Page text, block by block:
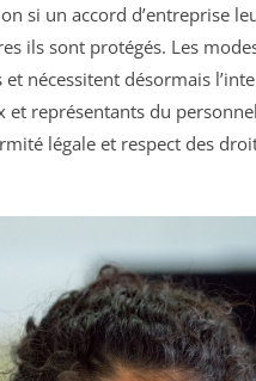
si un accord d’entreprise
ils sont protégés. Les
nécessitent désormais
et représentants du
légale et respect des